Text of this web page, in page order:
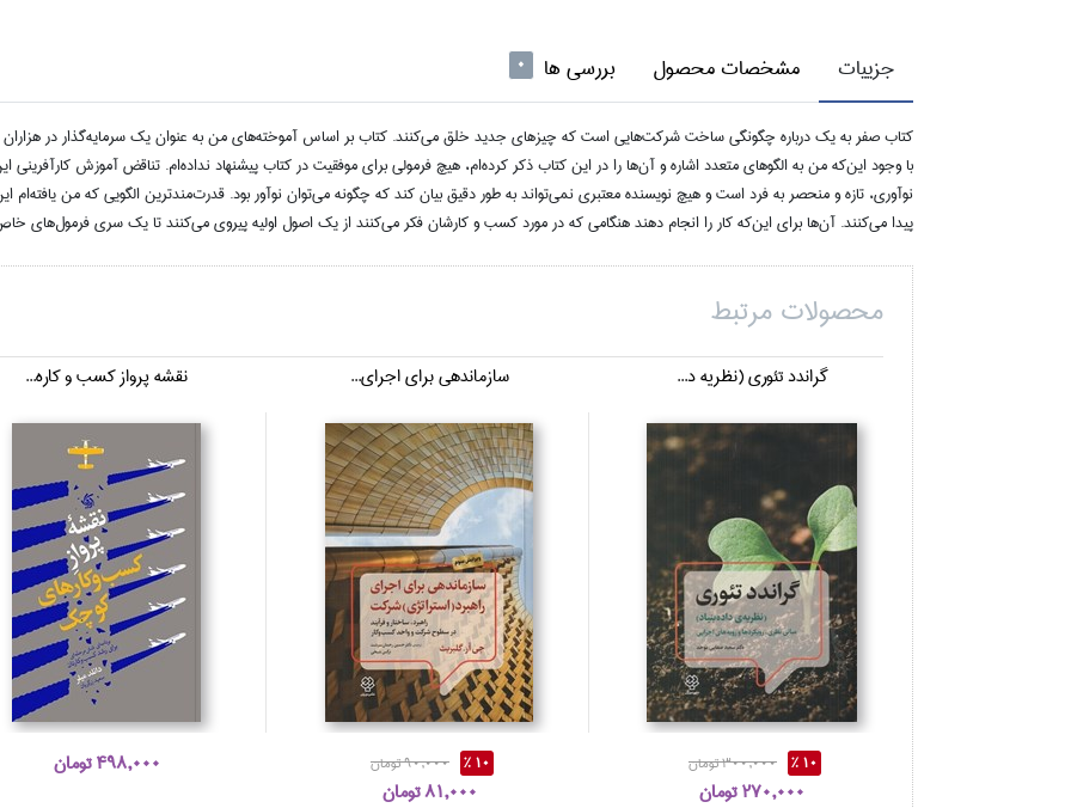
جزییات مشخصات محصول بررسی ها 0
كتاب صفر به يك درباره چگونگي ساخت شركت‌هايي است كه چيزهاي جديد خلق مي‌كنند. كتاب بر اساس آموخته‌هاي من به ‌عنوان يك سرمايه‌گذار در
با وجود اين‌كه من به الگوهاي متعدد اشاره و آن‌ها را در اين كتاب ذكر كرده‌ام، هيچ فرمولي براي موفقيت در كتاب پيشنهاد نداده‌ام. تناقض آموزش
نوآوري، تازه و منحصر به‌ فرد است و هيچ نويسنده معتبري نمي‌تواند به‌ طور دقيق بيان كند كه چگونه مي‌توان نوآور بود. قدرت‌مندترين الگويي كه من
پيدا مي‌كنند. آن‌ها براي اين‌كه كار را انجام دهند هنگامي كه در مورد كسب و كارشان فكر مي‌كنند از يك اصول اوليه پيروي مي‌كنند تا يك سري فرمول‌هاي
محصولات مرتبط
گراندد تئوري (نظريه د...
10 % 300,000 تومان
270,000 تومان
سازماندهي براي اجراي...
10 % 90,000 تومان
81,000 تومان
نقشه پرواز كسب و كاره...
498,000 تومان